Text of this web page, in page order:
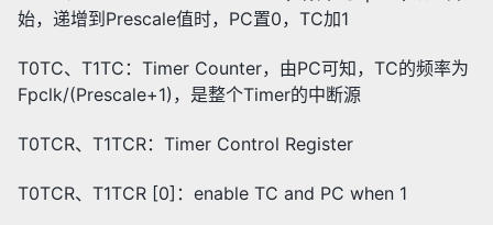
始，递增到Prescale值时，PC置0，TC加1
T0TC、T1TC：Timer Counter，由PC可知，TC的频率为
Fpclk/(Prescale+1)，是整个Timer的中断源
T0TCR、T1TCR：Timer Control Register
T0TCR、T1TCR [0]：enable TC and PC when 1